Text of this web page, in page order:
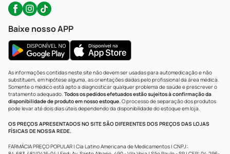
Baixe nosso APP
As informações contidas neste site não devem ser usadas para automedicação e não
substituem, em hipótese alguma, as orientações dadas pelo profissional da área médica.
Somente o médico está apto a diagnosticar qualquer problema de saúde e prescrever o
tratamento adequado. Todos os pedidos efetuados estão sujeitos à confirmação da
disponibilidade de produto em nosso estoque.O processo de separação dos produtos
pode levar até dois dias úteis dependendo da disponibilidade do estoque em loja.
OS PREÇOS APRESENTADOS NO SITE SÃO DIFERENTES DOS PREÇOS DAS LOJAS
FÍSICAS DE NOSSA REDE.
FARMÁCIA PREÇO POPULAR | Cia Latino Americana de Medicamentos | CNPJ: